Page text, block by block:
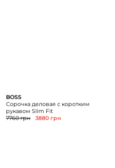
BOSS
Сорочка деловая с коротким
рукавом Slim Fit
7760 грн
3880 грн